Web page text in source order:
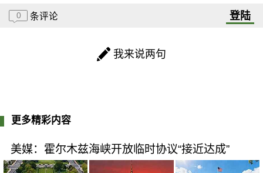
0 条评论 登陆
我来说两句
更多精彩内容
美媒：霍尔木兹海峡开放临时协议“接近达成”